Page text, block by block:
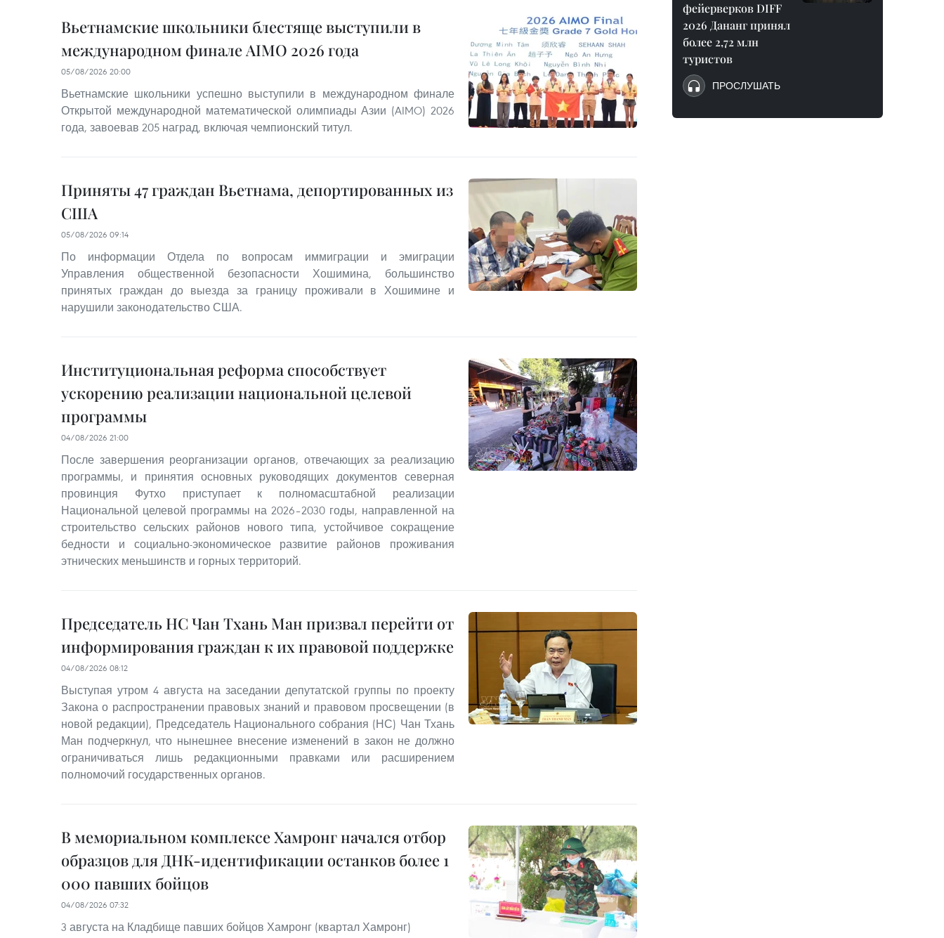
Вьетнамские школьники блестяще выступили в
международном финале AIMO 2026 года
05/08/2026 20:00
Вьетнамские школьники успешно выступили в международном финале
Открытой международной математической олимпиады Азии (AIMO) 2026
года, завоевав 205 наград, включая чемпионский титул.
Приняты 47 граждан Вьетнама, депортированных из
США
05/08/2026 09:14
По информации Отдела по вопросам иммиграции и эмиграции
Управления общественной безопасности Хошимина, большинство
принятых граждан до выезда за границу проживали в Хошимине и
нарушили законодательство США.
Институциональная реформа способствует
ускорению реализации национальной целевой
программы
04/08/2026 21:00
После завершения реорганизации органов, отвечающих за реализацию
программы, и принятия основных руководящих документов северная
провинция Футхо приступает к полномасштабной реализации
Национальной целевой программы на 2026–2030 годы, направленной на
строительство сельских районов нового типа, устойчивое сокращение
бедности и социально-экономическое развитие районов проживания
этнических меньшинств и горных территорий.
Председатель НС Чан Тхань Ман призвал перейти от
информирования граждан к их правовой поддержке
04/08/2026 08:12
Выступая утром 4 августа на заседании депутатской группы по проекту
Закона о распространении правовых знаний и правовом просвещении (в
новой редакции), Председатель Национального собрания (НС) Чан Тхань
Ман подчеркнул, что нынешнее внесение изменений в закон не должно
ограничиваться лишь редакционными правками или расширением
полномочий государственных органов.
В мемориальном комплексе Хамронг начался отбор
образцов для ДНК-идентификации останков более 1
000 павших бойцов
04/08/2026 07:32
3 августа на Кладбище павших бойцов Хамронг (квартал Хамронг)
фейерверков DIFF
2026 Дананг принял
более 2,72 млн
туристов
ПРОСЛУШАТЬ